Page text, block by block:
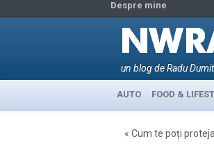
Despre mine
un blog de Radu
AUTO FOOD &
« Cum te poți